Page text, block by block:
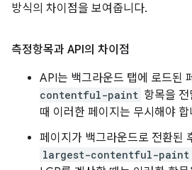
방식의 차이점을 보여줍니다.
측정항목과 API의 차이점
API는 백그라운드 탭에 로드된
contentful-paint 항목을
때 이러한 페이지는 무시해야 합
페이지가 백그라운드로 전환된
largest-contentful-paint